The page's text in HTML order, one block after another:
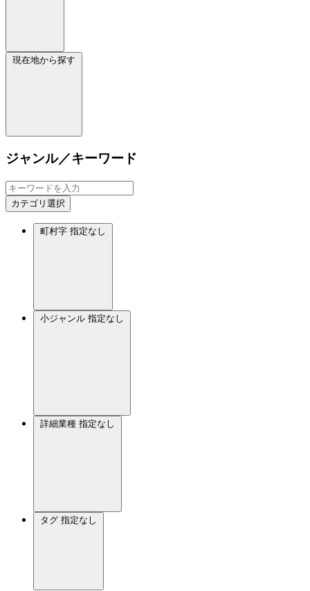
現在地から探す
ジャンル／キーワード
カテゴリ選択
町村字 指定なし
小ジャンル 指定なし
詳細業種 指定なし
タグ 指定なし